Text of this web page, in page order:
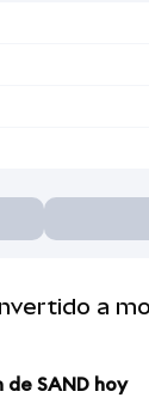
a
de SAND hoy